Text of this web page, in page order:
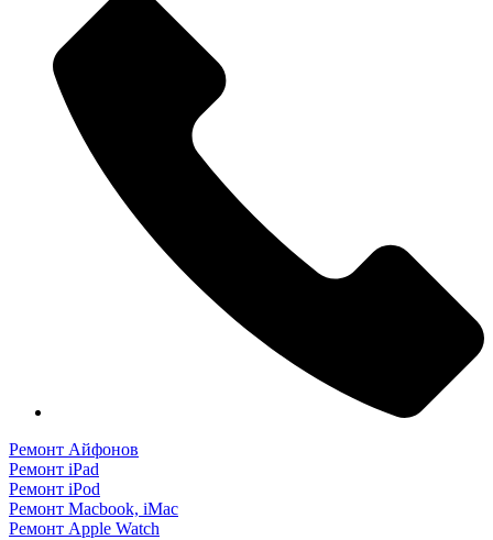
Ремонт Айфонов
Ремонт iPad
Ремонт iPod
Ремонт Macbook, iMac
Ремонт Apple Watch